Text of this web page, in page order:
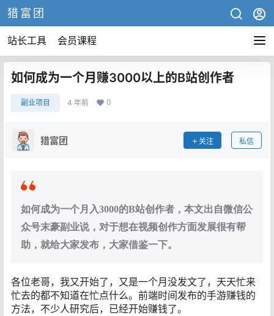
猎富团
站长工具 会员课程
如何成为一个月赚3000以上的B站创作者
副业项目 4 年前 0
猎富团 关注 私信
如何成为一个月入3000的B站创作者，本文出自微信公
众号末豪副业说，对于想在视频创作方面发展很有帮
助，就给大家发布，大家借鉴一下。
各位老哥，我又开始了，又是一个月没发文了，天天忙来
忙去的都不知道在忙点什么。前端时间发布的手游赚钱的
方法，不少人研究后，已经开始赚钱了。